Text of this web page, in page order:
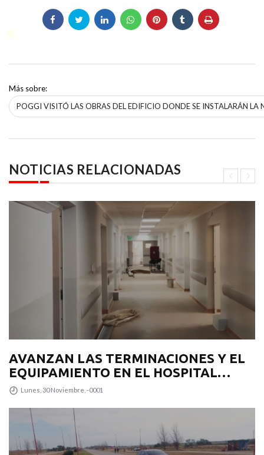
Más sobre:
POGGI VISITÓ LAS OBRAS DEL EDIFICIO DONDE SE INSTALARÁN LA
NOTICIAS RELACIONADAS
AVANZAN LAS TERMINACIONES Y EL
EQUIPAMIENTO EN EL HOSPITAL
‘JUAN DOMINGO PERÓN’
Lunes, 30 Noviembre, -0001